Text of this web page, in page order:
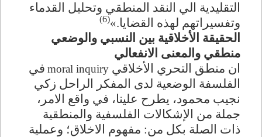
التقليدية الي النقد المنطقي وتحليل القدماء
وتفسيراتهم لهذه القضايا.»(6)
الحقيقة الأخلاقية بين النسبي والوضعي
منطقي والمعنى الانفعالي
ان منطق التحري الأخلاقي moral inquiry في
الفلسفة الوضعية لدى المفكر الراحل زكي
نجيب محمود، يطرح علينا، في واقع الامر،
جملة من الإشكالات الفلسفية والمنطقية
ذات الصلة بكل من: مفهوم الاخلاق؛ وعملية